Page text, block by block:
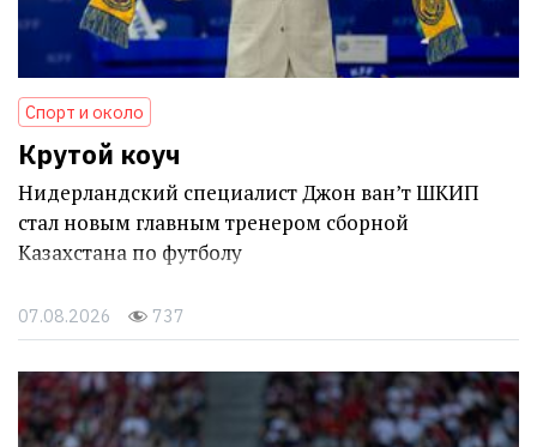
Спорт и около
Крутой коуч
Нидерландский специалист Джон ван’т ШКИП
стал новым главным тренером сборной
Казахстана по футболу
07.08.2026 737